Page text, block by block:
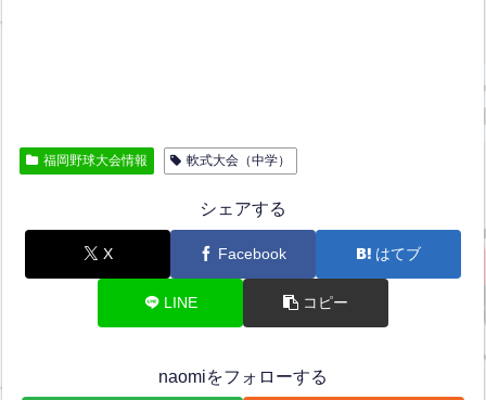
福岡野球大会情報 軟式大会（中学）
シェアする
X Facebook はてブ
LINE コピー
naomiをフォローする